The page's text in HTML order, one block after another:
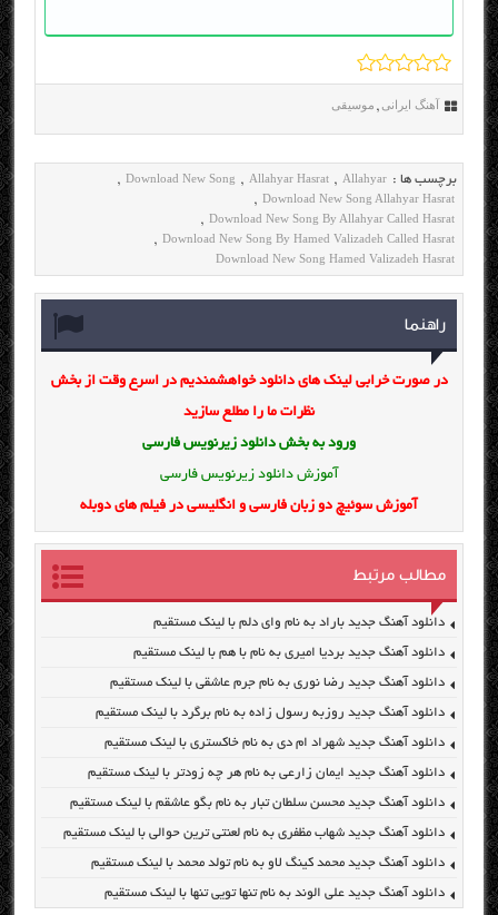
آهنگ ایرانی, موسیقی
برچسب ها : Allahyar
,
Allahyar Hasrat
,
Download New Song
,
Download New Song Allahyar Hasrat
,
Download New Song By Allahyar Called Hasrat
,
Download New Song By Hamed Valizadeh Called Hasrat
,
Download New Song Hamed Valizadeh Hasrat
راهنما
در صورت خرابی لینک های دانلود خواهشمندیم در اسرع وقت از بخش
نظرات ما را مطلع سازید
ورود به بخش دانلود زیرنویس فارسی
آموزش دانلود زیرنویس فارسی
آموزش سوئیچ دو زبان فارسی و انگلیسی در فیلم های دوبله
مطالب مرتبط
دانلود آهنگ جدید باراد به نام وای دلم با لینک مستقیم
دانلود آهنگ جدید بردیا امیری به نام با هم با لینک مستقیم
دانلود آهنگ جدید رضا نوری به نام جرم عاشقی با لینک مستقیم
دانلود آهنگ جدید روزبه رسول زاده به نام برگرد با لینک مستقیم
دانلود آهنگ جدید شهراد ام دی به نام خاکستری با لینک مستقیم
دانلود آهنگ جدید ایمان زارعی به نام هر چه زودتر با لینک مستقیم
دانلود آهنگ جدید محسن سلطان تبار به نام بگو عاشقم با لینک مستقیم
دانلود آهنگ جدید شهاب مظفری به نام لعنتی ترین حوالی با لینک مستقیم
دانلود آهنگ جدید محمد کینگ لاو به نام تولد محمد با لینک مستقیم
دانلود آهنگ جدید علی الوند به نام تنها تویی تنها با لینک مستقیم